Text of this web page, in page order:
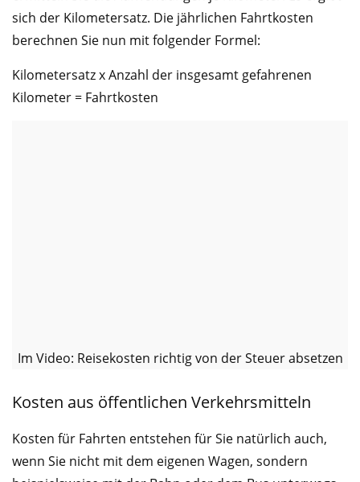
sich der Kilometersatz. Die jährlichen Fahrtkosten
berechnen Sie nun mit folgender Formel:
Kilometersatz x Anzahl der insgesamt gefahrenen
Kilometer = Fahrtkosten
Im Video: Reisekosten richtig von der Steuer absetzen
Kosten aus öffentlichen Verkehrsmitteln
Kosten für Fahrten entstehen für Sie natürlich auch,
wenn Sie nicht mit dem eigenen Wagen, sondern